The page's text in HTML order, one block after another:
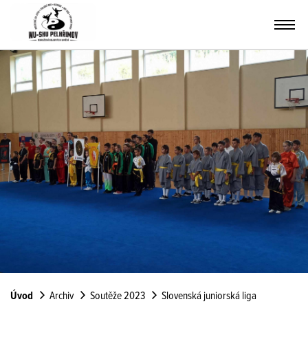
Úvod Archiv Soutěže 2023 Slovenská juniorská liga